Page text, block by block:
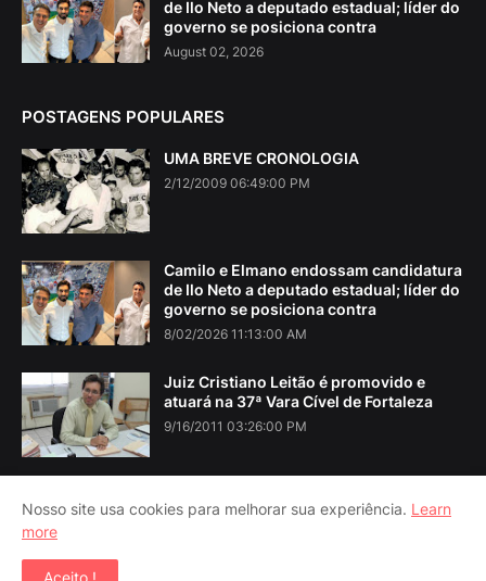
de Ilo Neto a deputado estadual; líder do
governo se posiciona contra
August 02, 2026
POSTAGENS POPULARES
UMA BREVE CRONOLOGIA
2/12/2009 06:49:00 PM
Camilo e Elmano endossam candidatura
de Ilo Neto a deputado estadual; líder do
governo se posiciona contra
8/02/2026 11:13:00 AM
Juiz Cristiano Leitão é promovido e
atuará na 37ª Vara Cível de Fortaleza
9/16/2011 03:26:00 PM
Nosso site usa cookies para melhorar sua experiência. Learn
more
Aceito !